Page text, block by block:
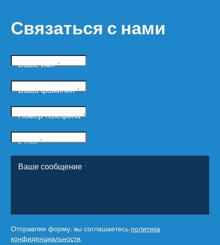
Связаться с нами
Ваше имя*
Ваша фамилия*
Номер телефона*
E-mail*
Ваше сообщение *
Отправляя форму, вы соглашаетесь политика
конфиденциальности.